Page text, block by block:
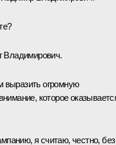
Владимирович.
выразить огромную
которое
я считаю, честно, без